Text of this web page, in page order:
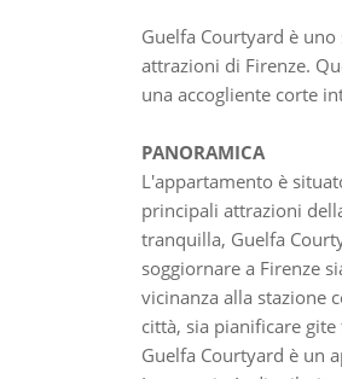
Guelfa Courtyard è
attrazioni di Firenze.
una accogliente corte
PANORAMICA
L'appartamento è
principali attrazioni
tranquilla, Guelfa
soggiornare a Firenze
vicinanza alla stazione
città, sia pianificare gite
Guelfa Courtyard è un